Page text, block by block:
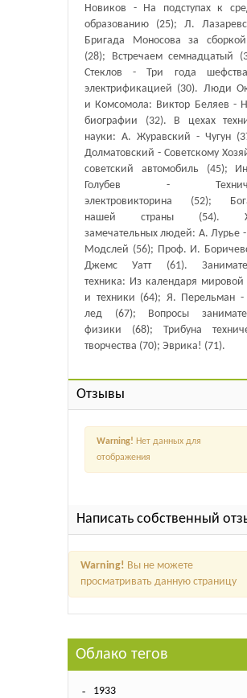
Новиков - На подступах к
образованию (25); Л.
Бригада Моносова за
(28); Встречаем семнадцатый
Стеклов - Три года
электрификацией (30). Люди
и Комсомола: Виктор Беляев -
биографии (32). В цехах
науки: А. Журавский - Чугун
Долматовский - Советскому
советский автомобиль (45);
Голубев -
электровикторина (52);
нашей страны (54).
замечательных людей: А. Лурье -
Модслей (56); Проф. И.
Джемс Уатт (61).
техника: Из календаря мировой
и техники (64); Я. Перельман -
лед (67); Вопросы
физики (68); Трибуна
творчества (70); Эврика! (71).
Отзывы
Warning! Нет данных для
отображения
Написать собственный
Warning! Вы не можете
просматривать данную страницу
Облако тегов
1933